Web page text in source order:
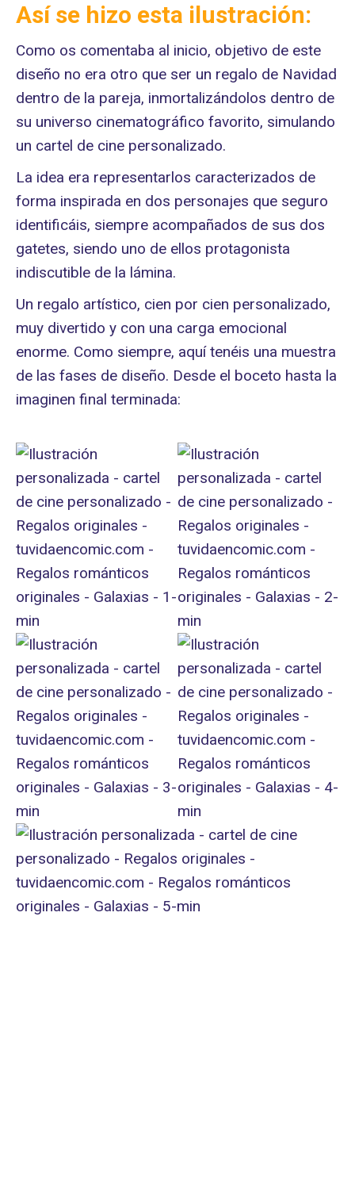
Así se hizo esta ilustración:
Como os comentaba al inicio, objetivo de este
diseño no era otro que ser un regalo de Navidad
dentro de la pareja, inmortalizándolos dentro de
su universo cinematográfico favorito, simulando
un cartel de cine personalizado.
La idea era representarlos caracterizados de
forma inspirada en dos personajes que seguro
identificáis, siempre acompañados de sus dos
gatetes, siendo uno de ellos protagonista
indiscutible de la lámina.
Un regalo artístico, cien por cien personalizado,
muy divertido y con una carga emocional
enorme. Como siempre, aquí tenéis una muestra
de las fases de diseño. Desde el boceto hasta la
imaginen final terminada: